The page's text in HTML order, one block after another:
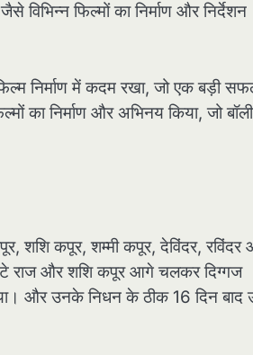
फिल्मों का निर्माण और निर्देशन
निर्माण में कदम रखा, जो एक बड़ी
का निर्माण और अभिनय किया, जो
शशि कपूर, शम्मी कपूर, देविंदर, रविंदर
राज और शशि कपूर आगे चलकर दिग्गज
और उनके निधन के ठीक 16 दिन बाद